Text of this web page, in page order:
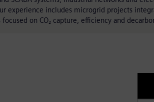
experience includes microgrid projects
on CO₂ capture, efficiency and